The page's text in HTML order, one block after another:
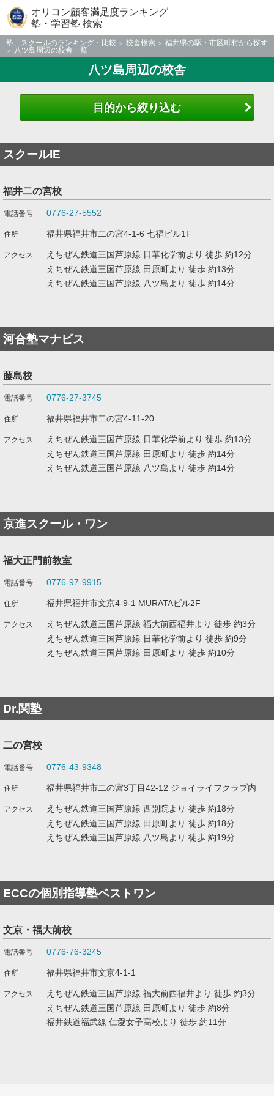
オリコン顧客満足度ランキング
塾・学習塾 検索
塾、スクールのランキング・比較 校舎検索
福井県の駅・市区町村から探す
八ツ島周辺の校舎一覧
八ツ島周辺の校舎
目的から絞り込む
スクールIE
福井二の宮校
0776-27-5552
福井県福井市二の宮4-1-6 七福ビル1F
えちぜん鉄道三国芦原線 日華化学前より 徒歩 約12分
えちぜん鉄道三国芦原線 田原町より 徒歩 約13分
えちぜん鉄道三国芦原線 八ツ島より 徒歩 約14分
河合塾マナビス
藤島校
0776-27-3745
福井県福井市二の宮4-11-20
えちぜん鉄道三国芦原線 日華化学前より 徒歩 約13分
えちぜん鉄道三国芦原線 田原町より 徒歩 約14分
えちぜん鉄道三国芦原線 八ツ島より 徒歩 約14分
京進スクール・ワン
福大正門前教室
0776-97-9915
福井県福井市文京4-9-1 MURATAビル2F
えちぜん鉄道三国芦原線 福大前西福井より 徒歩 約3分
えちぜん鉄道三国芦原線 日華化学前より 徒歩 約9分
えちぜん鉄道三国芦原線 田原町より 徒歩 約10分
Dr.関塾
二の宮校
0776-43-9348
福井県福井市二の宮3丁目42-12 ジョイライフクラブ内
えちぜん鉄道三国芦原線 西別院より 徒歩 約18分
えちぜん鉄道三国芦原線 田原町より 徒歩 約18分
えちぜん鉄道三国芦原線 八ツ島より 徒歩 約19分
ECCの個別指導塾ベストワン
文京・福大前校
0776-76-3245
福井県福井市文京4-1-1
えちぜん鉄道三国芦原線 福大前西福井より 徒歩 約3分
えちぜん鉄道三国芦原線 田原町より 徒歩 約8分
福井鉄道福武線 仁愛女子高校より 徒歩 約11分